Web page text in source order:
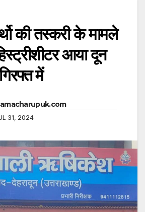
की तस्करी के मामले
आया दून
में
31, 2024